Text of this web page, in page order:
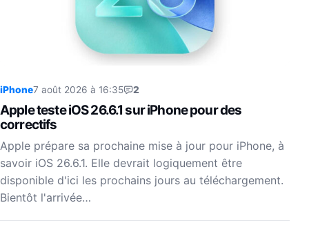
iPhone7 août 2026 à 16:35 2
Apple teste iOS 26.6.1 sur iPhone pour des
correctifs
Apple prépare sa prochaine mise à jour pour iPhone, à
savoir iOS 26.6.1. Elle devrait logiquement être
disponible d'ici les prochains jours au téléchargement.
Bientôt l'arrivée…